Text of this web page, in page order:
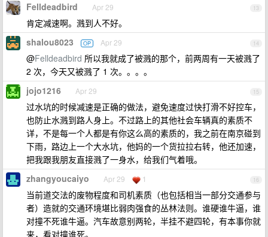
13
Felldeadbird Apr 29
肯定减速啊。溅到人不好。
14
shalou8023 OP Apr 29
@Felldeadbird 所以我就成了被溅的那个，前两周有一天被溅了
2 次，今天又被溅了 1 次。。。。
15
jojo1216 Apr 29
过水坑的时候减速是正确的做法，避免速度过快打滑不好控车，
也防止水溅到路人身上。不过路上的其他社会车辆真的素质不
详，不是每一个人都是有你这么高的素质的，我之前在南京碰到
下雨，路边上一个大水坑，他妈的一个货拉拉右转，他还加速，
把我跟我朋友直接溅了一身水，给我们气着哦。
16
zhangyoucaiyo Apr 29 1
当前道交法的废物程度和司机素质（也包括相当一部分交通参与
者）造就的交通环境堪比弱肉强食的丛林法则。谁硬谁牛逼，谁
对撞不死谁牛逼。汽车故意别两轮，半挂不避四轮，有本事你就
来，看对撞谁死。